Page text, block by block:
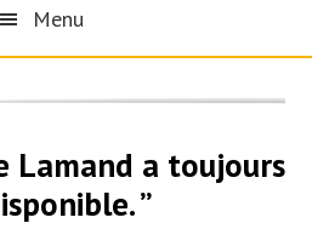
Menu
Lamand a toujours
”